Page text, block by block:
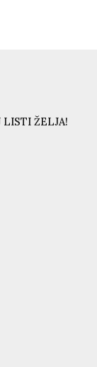
LISTI ŽELJA!